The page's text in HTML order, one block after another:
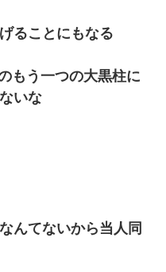
ることにもなる
もう一つの大黒柱に
いな
んてないから当人同